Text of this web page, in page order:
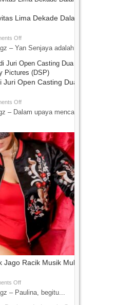
Lima Dekade Dalam
Off
– Yan Senjaya adalah...
Open Casting Dua
Off
– Dalam upaya mencari
Racik Musik Multi-
Off
– Paulina, begitu...